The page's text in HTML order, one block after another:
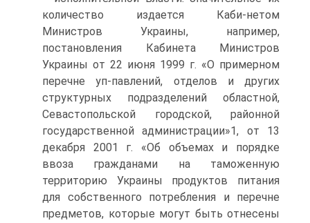
количество издается Каби-нетом
Министров Украины, например,
постановления Кабинета Министров
Украины от 22 июня 1999 г. «О примерном
перечне уп-павлений, отделов и других
структурных подразделений областной,
Севастопольской городской, районной
государственной администрации»1, от 13
декабря 2001 г. «Об объемах и порядке
ввоза гражданами на таможенную
территорию Украины продуктов питания
для собственного потребления и перечне
предметов, которые могут быть отнесены